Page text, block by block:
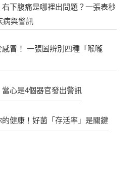
下腹痛是哪裡出問題？一張表秒
病與警訊
感冒！ 一張圖辨別四種「喉嚨
心是4個器官發出警訊
健康！好菌「存活率」是關鍵